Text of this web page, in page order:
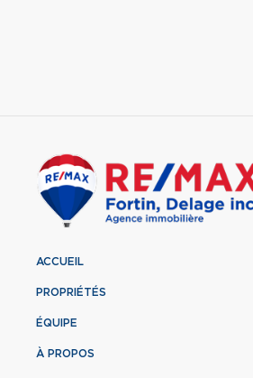
ACCUEIL
PROPRIÉTÉS
ÉQUIPE
À PROPOS